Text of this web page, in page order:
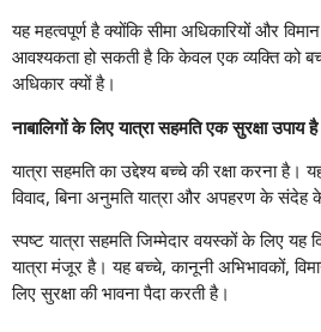
यह महत्वपूर्ण है क्योंकि सीमा अधिकारियों और
आवश्यकता हो सकती है कि केवल एक व्यक्ति को
अधिकार क्यों है।
नाबालिगों के लिए यात्रा सहमति एक सुरक्षा उपाय है
यात्रा सहमति का उद्देश्य बच्चे की रक्षा करना है।
विवाद, बिना अनुमति यात्रा और अपहरण के
स्पष्ट यात्रा सहमति जिम्मेदार वयस्कों के लिए यह
यात्रा मंजूर है। यह बच्चे, कानूनी अभिभावकों,
लिए सुरक्षा की भावना पैदा करती है।